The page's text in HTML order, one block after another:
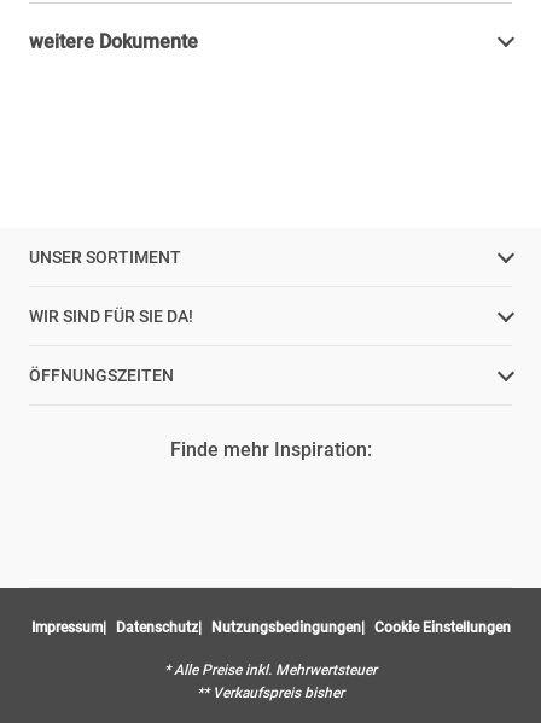
weitere Dokumente
UNSER SORTIMENT
WIR SIND FÜR SIE DA!
ÖFFNUNGSZEITEN
Finde mehr Inspiration:
Impressum Datenschutz Nutzungsbedingungen Cookie Einstellungen
* Alle Preise inkl. Mehrwertsteuer
** Verkaufspreis bisher